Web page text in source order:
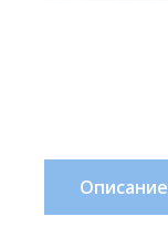
Описание